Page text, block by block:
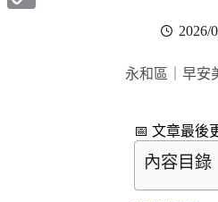
2026/
永和區｜早安
📅 文章最後
內容目錄
n